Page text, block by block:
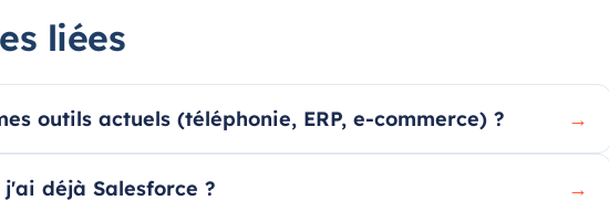
liées
outils actuels (téléphonie, ERP, e-commerce) ? →
déjà Salesforce ? →